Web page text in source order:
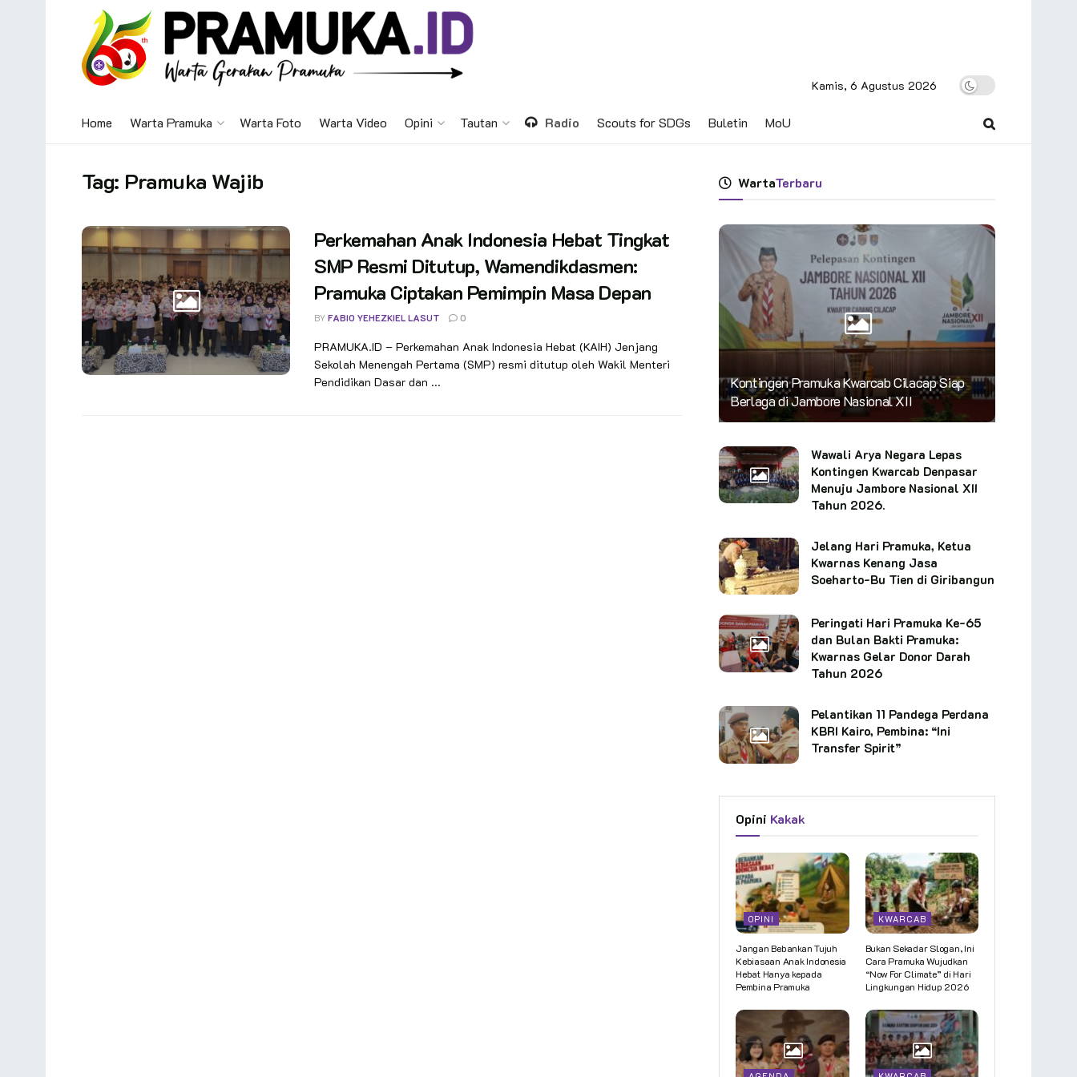
Kamis, 6 Agustus 2026
Home Warta Pramuka Warta Foto Warta Video Opini Tautan Radio Scouts for SDGs Buletin MoU
Tag: Pramuka Wajib
Perkemahan Anak Indonesia Hebat Tingkat
SMP Resmi Ditutup, Wamendikdasmen:
Pramuka Ciptakan Pemimpin Masa Depan
BY FABIO YEHEZKIEL LASUT 0
PRAMUKA.ID – Perkemahan Anak Indonesia Hebat (KAIH) Jenjang
Sekolah Menengah Pertama (SMP) resmi ditutup oleh Wakil Menteri
Pendidikan Dasar dan ...
WartaTerbaru
Kontingen Pramuka Kwarcab Cilacap Siap
Berlaga di Jambore Nasional XII
Wawali Arya Negara Lepas
Kontingen Kwarcab Denpasar
Menuju Jambore Nasional XII
Tahun 2026.
Jelang Hari Pramuka, Ketua
Kwarnas Kenang Jasa
Soeharto-Bu Tien di Giribangun
Peringati Hari Pramuka Ke-65
dan Bulan Bakti Pramuka:
Kwarnas Gelar Donor Darah
Tahun 2026
Pelantikan 11 Pandega Perdana
KBRI Kairo, Pembina: “Ini
Transfer Spirit”
Opini Kakak
OPINI
Jangan Bebankan Tujuh
Kebiasaan Anak Indonesia
Hebat Hanya kepada
Pembina Pramuka
KWARCAB
Bukan Sekadar Slogan, Ini
Cara Pramuka Wujudkan
“Now For Climate” di Hari
Lingkungan Hidup 2026